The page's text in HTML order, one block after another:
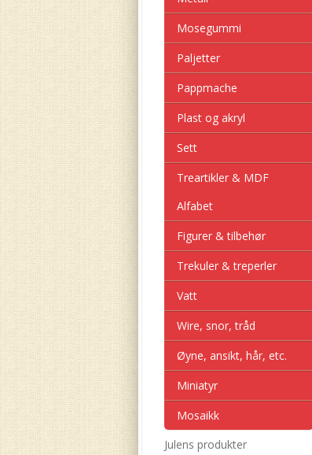
Mosegummi
Paljetter
Pappmache
Plast og akryl
Sett
Treartikler & MDF
Alfabet
Figurer & tilbehør
Trekuler & treperler
Vatt
Wire, snor, tråd
Øyne, ansikt, hår, etc.
Miniatyr
Mosaikk
Julens produkter